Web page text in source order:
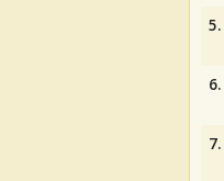
5.
6.
7.